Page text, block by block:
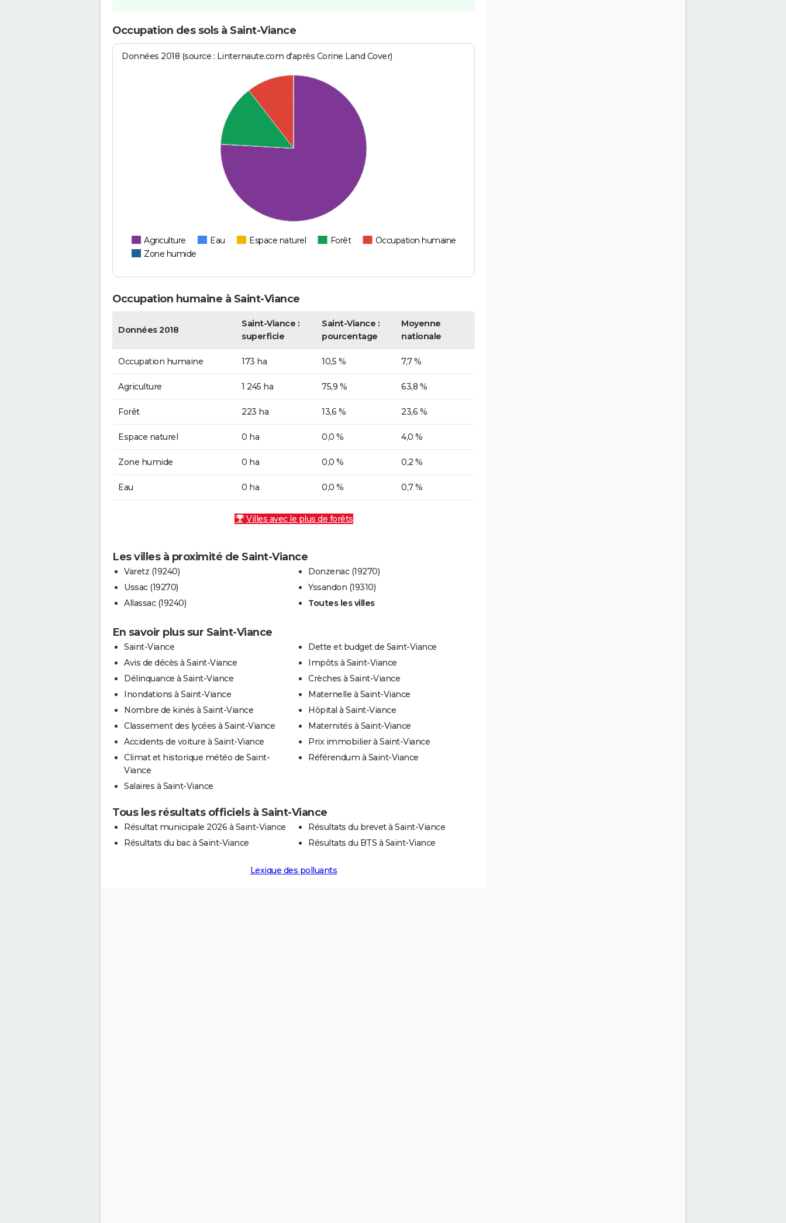
Occupation des sols à Saint-Viance
Données 2018 (source : Linternaute.com d'après Corine Land Cover)
Agriculture Eau Espace naturel Forêt
Occupation humaine
Zone humide
Occupation humaine à Saint-Viance
Données 2018
Saint-Viance :
superficie
Saint-Viance :
pourcentage
Moyenne
nationale
Occupation humaine 173 ha 10,5 % 7,7 %
Agriculture 1 245 ha 75,9 % 63,8 %
Forêt 223 ha 13,6 % 23,6 %
Espace naturel 0 ha 0,0 % 4,0 %
Zone humide 0 ha 0,0 % 0,2 %
Eau 0 ha 0,0 % 0,7 %
Villes avec le plus de forêts
Les villes à proximité de Saint-Viance
Varetz (19240)
Ussac (19270)
Allassac (19240)
Donzenac (19270)
Yssandon (19310)
Toutes les villes
En savoir plus sur Saint-Viance
Saint-Viance
Avis de décès à Saint-Viance
Délinquance à Saint-Viance
Inondations à Saint-Viance
Nombre de kinés à Saint-Viance
Classement des lycées à Saint-Viance
Accidents de voiture à Saint-Viance
Climat et historique météo de Saint-
Viance
Salaires à Saint-Viance
Dette et budget de Saint-Viance
Impôts à Saint-Viance
Crèches à Saint-Viance
Maternelle à Saint-Viance
Hôpital à Saint-Viance
Maternités à Saint-Viance
Prix immobilier à Saint-Viance
Référendum à Saint-Viance
Tous les résultats officiels à Saint-Viance
Résultat municipale 2026 à Saint-Viance
Résultats du bac à Saint-Viance
Résultats du brevet à Saint-Viance
Résultats du BTS à Saint-Viance
Lexique des polluants